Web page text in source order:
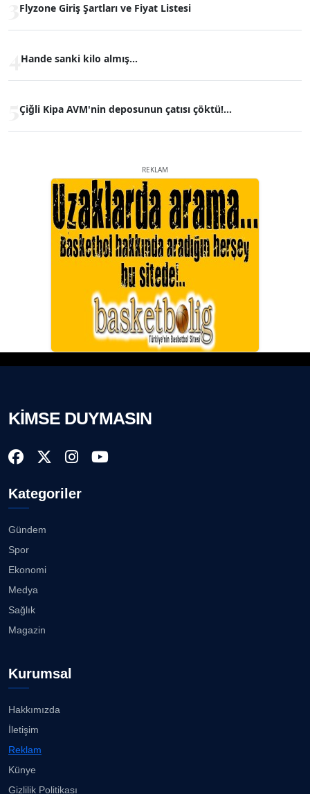
Flyzone Giriş Şartları ve Fiyat Listesi
Hande sanki kilo almış...
Çiğli Kipa AVM'nin deposunun çatısı çöktü!...
REKLAM
KİMSE DUYMASIN
Kategoriler
Gündem
Spor
Ekonomi
Medya
Sağlık
Magazin
Kurumsal
Hakkımızda
İletişim
Reklam
Künye
Gizlilik Politikası